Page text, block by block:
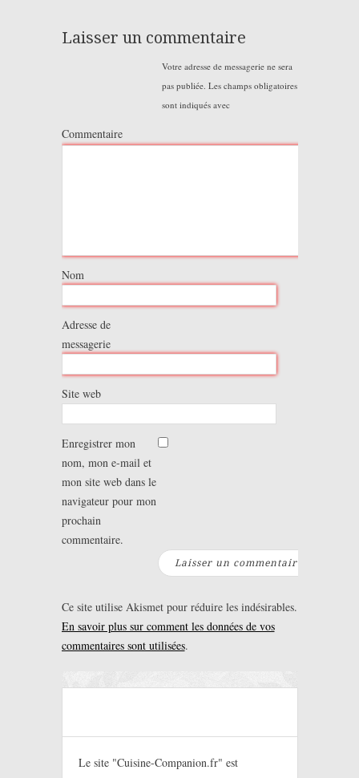
Laisser un commentaire
Votre adresse de messagerie ne sera
pas publiée. Les champs obligatoires
sont indiqués avec
Commentaire
Nom
Adresse de
messagerie
Site web
Enregistrer mon
nom, mon e-mail et
mon site web dans le
navigateur pour mon
prochain
commentaire.
Ce site utilise Akismet pour réduire les indésirables.
En savoir plus sur comment les données de vos
commentaires sont utilisées.
Le site "Cuisine-Companion.fr" est